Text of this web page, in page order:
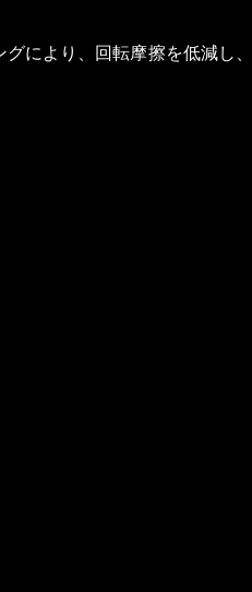
により、回転摩擦を低減し